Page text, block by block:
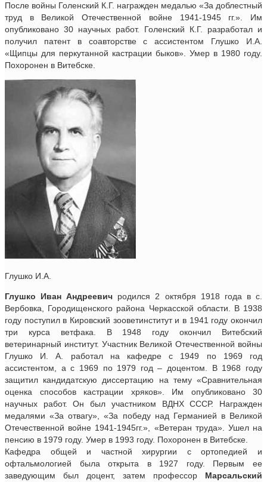
После войны Голенский К.Г. награжден медалью «За доблестный
труд в Великой Отечественной войне 1941-1945 гг.». Им
опубликовано 30 научных работ. Голенский К.Г. разработал и
получил патент в соавторстве с ассистентом Глушко И.А.
«Щипцы для перкутанной кастрации быков». Умер в 1980 году.
Похоронен в Витебске.
Глушко И.А.
Глушко Иван Андреевич родился 2 октября 1918 года в с.
Вербовка, Городищенского района Черкасской области. В 1938
году поступил в Кировский зооветинститут и в 1941 году окончил
три курса ветфака. В 1948 году окончил Витебский
ветеринарный институт. Участник Великой Отечественной войны
Глушко И. А. работал на кафедре с 1949 по 1969 год
ассистентом, а с 1969 по 1979 год – доцентом. В 1968 году
защитил кандидатскую диссертацию на тему «Сравнительная
оценка способов кастрации хряков». Им опубликовано 30
научных работ. Он был участником ВДНХ СССР. Награжден
медалями «За отвагу», «За победу над Германией в Великой
Отечественной войне 1941-1945гг.», «Ветеран труда». Ушел на
пенсию в 1979 году. Умер в 1993 году. Похоронен в Витебске.
Кафедра общей и частной хирургии с ортопедией и
офтальмологией была открыта в 1927 году. Первым ее
заведующим был доцент, затем профессор Марсальский